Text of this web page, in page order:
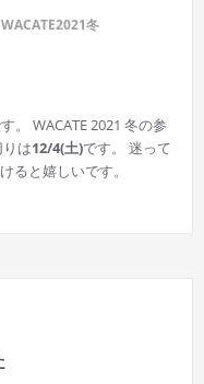
WACATE2021冬
。 WACATE 2021 冬の参
は12/4(土)です。 迷って
ると嬉しいです。